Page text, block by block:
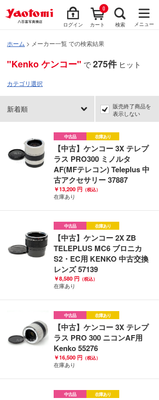
ログイン カート
0
検索 メニュー
ホーム > メーカー一覧 での検索結果
"Kenko ケンコー" で275件ヒット
カテゴリ選択
新着順
販売終了商品を
表示しない
中古品 在庫あり
【中古】ケンコー 3X テレプ
ラス PRO300 ミノルタ
AF(MFテレコン) Teleplus 中
古アクセサリー 37887
￥13,200 円 （税込）
在庫あり
中古品 在庫あり
【中古】ケンコー 2X ZB
TELEPLUS MC6 ブロニカ
S2・EC用 KENKO 中古交換
レンズ 57139
￥8,580 円 （税込）
在庫あり
中古品 在庫あり
【中古】ケンコー 3X テレプ
ラス PRO 300 ニコンAF用
Kenko 55276
￥16,500 円 （税込）
在庫あり
中古品 在庫あり